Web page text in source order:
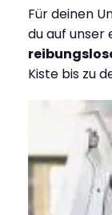
Für deinen
du auf unser
Kiste bis zu